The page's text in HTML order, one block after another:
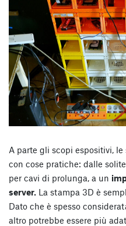
A parte gli scopi espositivi,
con cose pratiche: dalle
per cavi di prolunga, a un
server. La stampa 3D è
Dato che è spesso
altro potrebbe essere più